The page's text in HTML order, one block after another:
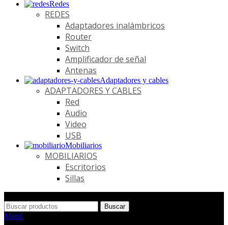
Redes
REDES
Adaptadores inalámbricos
Router
Switch
Amplificador de señal
Antenas
Adaptadores y cables
ADAPTADORES Y CABLES
Red
Audio
Video
USB
Mobiliarios
MOBILIARIOS
Escritorios
Sillas
Buscar
Menú